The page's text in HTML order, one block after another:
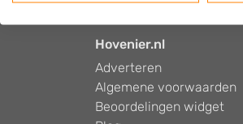
Hovenier.nl
Adverteren
Algemene voorwaarden
Beoordelingen widget